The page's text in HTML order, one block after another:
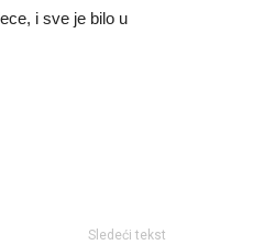
i sve je bilo u
Sledeći tekst